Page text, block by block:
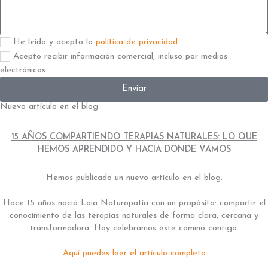
Aceptación
2
He leído y acepto la política de privacidad
Aceptación
Acepto recibir información comercial, incluso por medios
electrónicos.
Enviar
Nuevo artículo en el blog
15 AÑOS COMPARTIENDO TERAPIAS NATURALES: LO QUE
HEMOS APRENDIDO Y HACIA DONDE VAMOS
Hemos publicado un nuevo artículo en el blog.
Hace 15 años nació Laia Naturopatía con un propósito: compartir el
conocimiento de las terapias naturales de forma clara, cercana y
transformadora. Hoy celebramos este camino contigo.
Aquí puedes leer el artículo completo